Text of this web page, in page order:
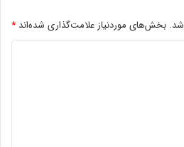
بخش‌های موردنیاز علامت‌گذاری شده‌اند *